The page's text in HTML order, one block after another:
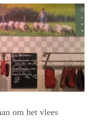
om het vlees